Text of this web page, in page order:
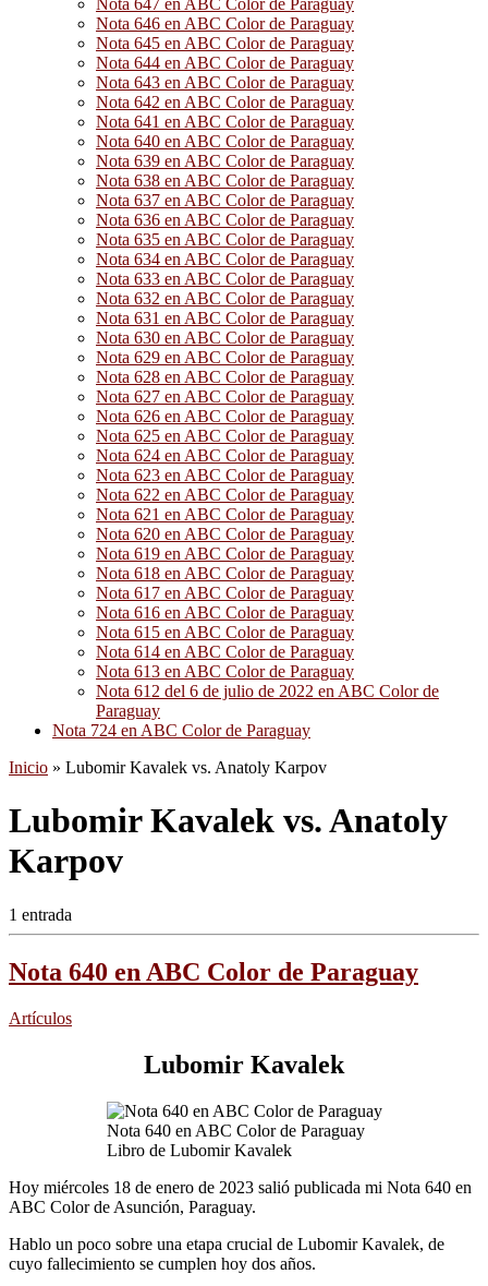
Nota 647 en ABC Color de Paraguay
Nota 646 en ABC Color de Paraguay
Nota 645 en ABC Color de Paraguay
Nota 644 en ABC Color de Paraguay
Nota 643 en ABC Color de Paraguay
Nota 642 en ABC Color de Paraguay
Nota 641 en ABC Color de Paraguay
Nota 640 en ABC Color de Paraguay
Nota 639 en ABC Color de Paraguay
Nota 638 en ABC Color de Paraguay
Nota 637 en ABC Color de Paraguay
Nota 636 en ABC Color de Paraguay
Nota 635 en ABC Color de Paraguay
Nota 634 en ABC Color de Paraguay
Nota 633 en ABC Color de Paraguay
Nota 632 en ABC Color de Paraguay
Nota 631 en ABC Color de Paraguay
Nota 630 en ABC Color de Paraguay
Nota 629 en ABC Color de Paraguay
Nota 628 en ABC Color de Paraguay
Nota 627 en ABC Color de Paraguay
Nota 626 en ABC Color de Paraguay
Nota 625 en ABC Color de Paraguay
Nota 624 en ABC Color de Paraguay
Nota 623 en ABC Color de Paraguay
Nota 622 en ABC Color de Paraguay
Nota 621 en ABC Color de Paraguay
Nota 620 en ABC Color de Paraguay
Nota 619 en ABC Color de Paraguay
Nota 618 en ABC Color de Paraguay
Nota 617 en ABC Color de Paraguay
Nota 616 en ABC Color de Paraguay
Nota 615 en ABC Color de Paraguay
Nota 614 en ABC Color de Paraguay
Nota 613 en ABC Color de Paraguay
Nota 612 del 6 de julio de 2022 en ABC Color de
Paraguay
Nota 724 en ABC Color de Paraguay
Inicio » Lubomir Kavalek vs. Anatoly Karpov
Lubomir Kavalek vs. Anatoly
Karpov
1 entrada
Nota 640 en ABC Color de Paraguay
Artículos
Lubomir Kavalek
Nota 640 en ABC Color de Paraguay
Libro de Lubomir Kavalek
Hoy miércoles 18 de enero de 2023 salió publicada mi Nota 640 en
ABC Color de Asunción, Paraguay.
Hablo un poco sobre una etapa crucial de Lubomir Kavalek, de
cuyo fallecimiento se cumplen hoy dos años.